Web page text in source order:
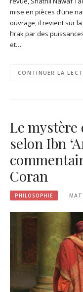
mise en pièces d’une
ouvrage, il revient sur
l’Irak par des
et…
CONTINUER LA
Le mystère
selon Ibn
Coran
PHILOSOPHIE